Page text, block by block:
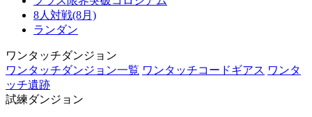
8人対戦(8月)
ランダン
ワンタッチダンジョン
ワンタッチダンジョン一覧 ワンタッチコードギアス ワンタ
ッチ遺跡
試練ダンジョン